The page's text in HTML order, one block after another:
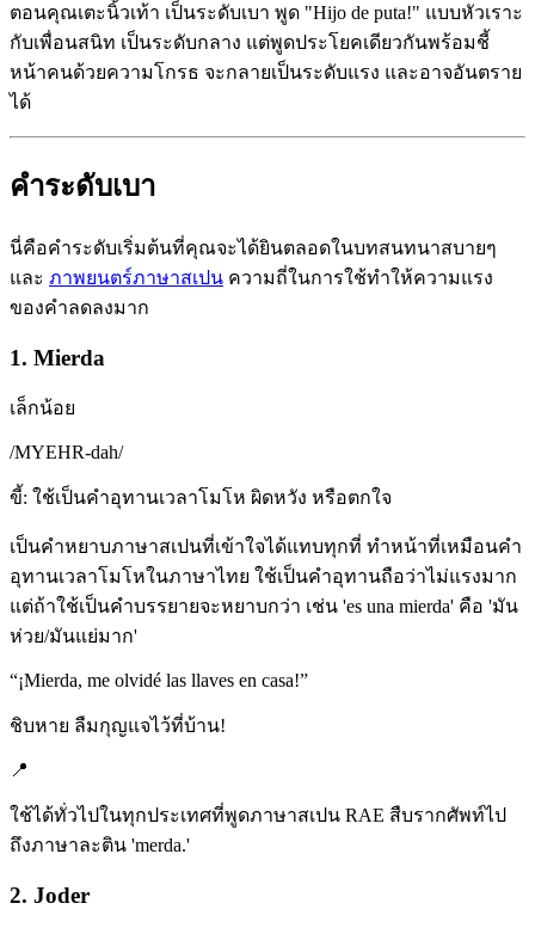
ตอนคุณเตะนิ้วเท้า เป็นระดับเบา พูด "Hijo de puta!" แบบหัวเราะ
กับเพื่อนสนิท เป็นระดับกลาง แต่พูดประโยคเดียวกันพร้อมชี้
หน้าคนด้วยความโกรธ จะกลายเป็นระดับแรง และอาจอันตราย
ได้
คำระดับเบา
นี่คือคำระดับเริ่มต้นที่คุณจะได้ยินตลอดในบทสนทนาสบายๆ
และ ภาพยนตร์ภาษาสเปน ความถี่ในการใช้ทำให้ความแรง
ของคำลดลงมาก
1. Mierda
เล็กน้อย
/MYEHR-dah/
ขี้: ใช้เป็นคำอุทานเวลาโมโห ผิดหวัง หรือตกใจ
เป็นคำหยาบภาษาสเปนที่เข้าใจได้แทบทุกที่ ทำหน้าที่เหมือนคำ
อุทานเวลาโมโหในภาษาไทย ใช้เป็นคำอุทานถือว่าไม่แรงมาก
แต่ถ้าใช้เป็นคำบรรยายจะหยาบกว่า เช่น 'es una mierda' คือ 'มัน
ห่วย/มันแย่มาก'
“¡Mierda, me olvidé las llaves en casa!”
ชิบหาย ลืมกุญแจไว้ที่บ้าน!
📍
ใช้ได้ทั่วไปในทุกประเทศที่พูดภาษาสเปน RAE สืบรากศัพท์ไป
ถึงภาษาละติน 'merda.'
2. Joder